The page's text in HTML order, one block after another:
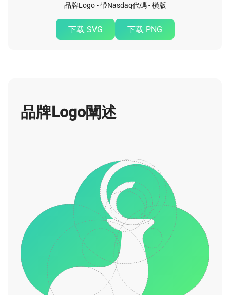
品牌Logo - 帶Nasdaq代碼 - 橫版
下载 SVG 下载 PNG
品牌Logo闡述